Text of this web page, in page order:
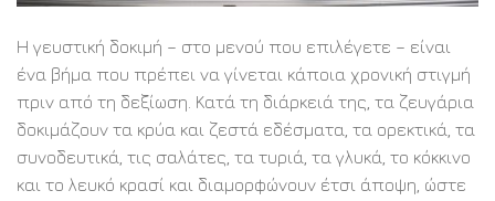
Η γευστική δοκιμή – στο μενού που επιλέγετε – είναι
ένα βήμα που πρέπει να γίνεται κάποια χρονική στιγμή
πριν από τη δεξίωση. Κατά τη διάρκειά της, τα ζευγάρια
δοκιμάζουν τα κρύα και ζεστά εδέσματα, τα ορεκτικά, τα
συνοδευτικά, τις σαλάτες, τα τυριά, τα γλυκά, το κόκκινο
και το λευκό κρασί και διαμορφώνουν έτσι άποψη, ώστε